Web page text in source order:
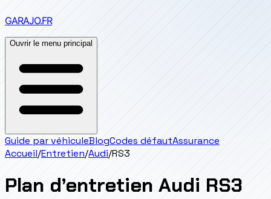
GARAJO.FR
Ouvrir le menu principal
Guide par véhiculeBlogCodes défautAssurance
Accueil/Entretien/Audi/RS3
Plan d’entretien Audi RS3